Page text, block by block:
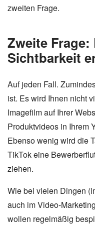
zweiten Frage.
Zweite
Sichtbarkeit
Auf jeden Fall.
ist. Es wird Ihnen nicht
Imagefilm auf Ihrer
Produktvideos in Ihrem
Ebenso wenig wird die
TikTok eine
ziehen.
Wie bei vielen Dingen
auch im Video-
wollen regelmäßig